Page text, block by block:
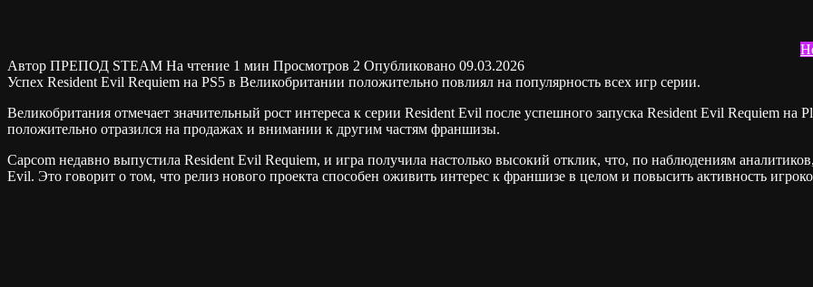
Автор ПРЕПОД STEAM На чтение 1 мин Просмотров 2 Опубликовано 09.03.2026
Успех Resident Evil Requiem на PS5 в Великобритании положительно повлиял на популярность всех игр серии.
Великобритания отмечает значительный рост интереса к серии Resident Evil после успешного запуска Resident Evil Requiem на
положительно отразился на продажах и внимании к другим частям франшизы.
Capcom недавно выпустила Resident Evil Requiem, и игра получила настолько высокий отклик, что, по наблюдениям
Evil. Это говорит о том, что релиз нового проекта способен оживить интерес к франшизе в целом и повысить активность